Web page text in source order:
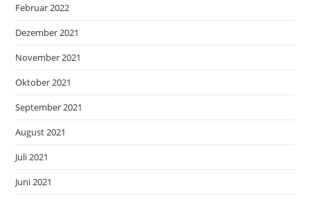
Februar 2022
Dezember 2021
November 2021
Oktober 2021
September 2021
August 2021
Juli 2021
Juni 2021